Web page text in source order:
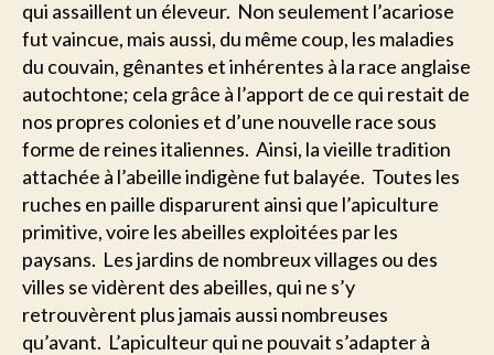
qui assaillent un éleveur. Non seulement l’acariose
fut vaincue, mais aussi, du même coup, les maladies
du couvain, gênantes et inhérentes à la race anglaise
autochtone; cela grâce à l’apport de ce qui restait de
nos propres colonies et d’une nouvelle race sous
forme de reines italiennes. Ainsi, la vieille tradition
attachée à l’abeille indigène fut balayée. Toutes les
ruches en paille disparurent ainsi que l’apiculture
primitive, voire les abeilles exploitées par les
paysans. Les jardins de nombreux villages ou des
villes se vidèrent des abeilles, qui ne s’y
retrouvèrent plus jamais aussi nombreuses
qu’avant. L’apiculteur qui ne pouvait s’adapter à